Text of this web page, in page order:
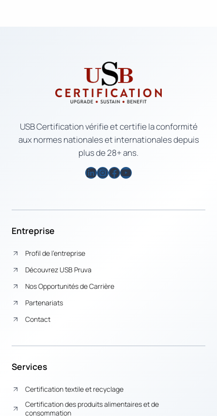
USB Certification vérifie et certifie la conformité
aux normes nationales et internationales depuis
plus de 28+ ans.
LinkedIn
Instagram
Facebook
YouTube
Entreprise
Profil de l’entreprise
Découvrez USB Pruva
Nos Opportunités de Carrière
Partenariats
Contact
Services
Certification textile et recyclage
Certification des produits alimentaires et de
consommation